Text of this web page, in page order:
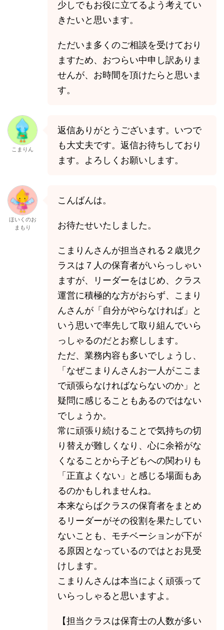
少しでもお役に立てるよう考えてい
きたいと思います。
ただいま多くのご相談を受けており
ますため、おつらい中申し訳ありま
せんが、お時間を頂けたらと思いま
す。
こまりん
返信ありがとうございます。いつで
も大丈夫です。返信お待ちしており
ます。よろしくお願いします。
ほいくのお
まもり
こんばんは。
お待たせいたしました。
こまりんさんが担当される２歳児ク
ラスは７人の保育者がいらっしゃい
ますが、リーダーをはじめ、クラス
運営に積極的な方がおらず、こまり
んさんが「自分がやらなければ」と
いう思いで率先して取り組んでいら
っしゃるのだとお察しします。
ただ、業務内容も多いでしょうし、
「なぜこまりんさんお一人がここま
で頑張らなければならないのか」と
疑問に感じることもあるのではない
でしょうか。
常に頑張り続けることで気持ちの切
り替えが難しくなり、心に余裕がな
くなることから子どもへの関わりも
「正直よくない」と感じる場面もあ
るのかもしれませんね。
本来ならばクラスの保育者をまとめ
るリーダーがその役割を果たしてい
ないことも、モチベーションが下が
る原因となっているのではとお見受
けします。
こまりんさんは本当によく頑張って
いらっしゃると思いますよ。
【担当クラスは保育士の人数が多い